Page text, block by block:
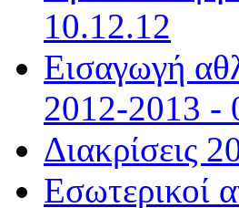
10.12.12
Εισαγωγή
2012-2013 -
Διακρίσεις
Εσωτερικοί